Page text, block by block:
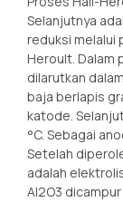
Selanjutnya
reduksi melalui
Heroult. Dalam
dilarutkan
baja berlapis
katode.
°C. Sebagai
Setelah
adalah
Al2O3